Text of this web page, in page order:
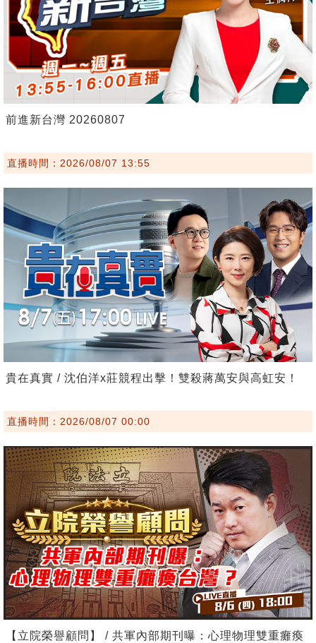
前進新台灣 20260807
直播時間：2026/08/07 13:55
貴在真實 / 沈伯洋x莊競程出擊！雙殺蔣萬安與高虹安！
直播時間：2026/08/07 00:00
【立院榮譽顧問】 / 共軍內部期刊曝：心理物理雙重癱瘓